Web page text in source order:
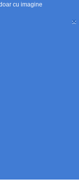
cu imagine